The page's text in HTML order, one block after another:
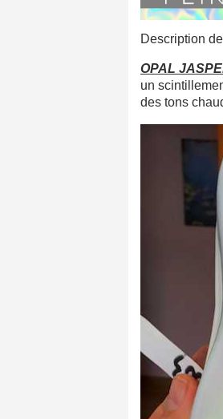
Description
OPAL
un
des tons